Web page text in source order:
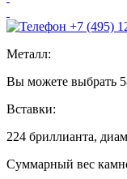
+7 (495)
Металл:
Вы можете выбрать
Вставки:
224 бриллианта,
Суммарный вес